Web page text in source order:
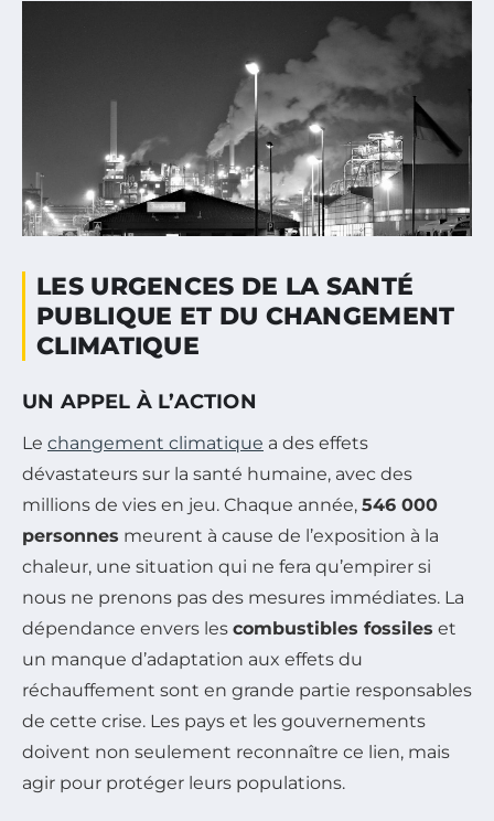
LES URGENCES DE LA SANTÉ
PUBLIQUE ET DU CHANGEMENT
CLIMATIQUE
UN APPEL À L’ACTION
Le changement climatique a des effets
dévastateurs sur la santé humaine, avec des
millions de vies en jeu. Chaque année, 546 000
personnes meurent à cause de l’exposition à la
chaleur, une situation qui ne fera qu’empirer si
nous ne prenons pas des mesures immédiates. La
dépendance envers les combustibles fossiles et
un manque d’adaptation aux effets du
réchauffement sont en grande partie responsables
de cette crise. Les pays et les gouvernements
doivent non seulement reconnaître ce lien, mais
agir pour protéger leurs populations.